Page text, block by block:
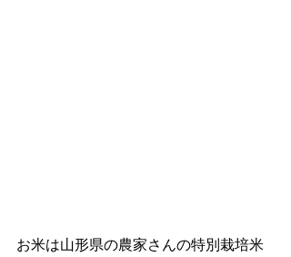
お米は山形県の農家さんの特別栽培米